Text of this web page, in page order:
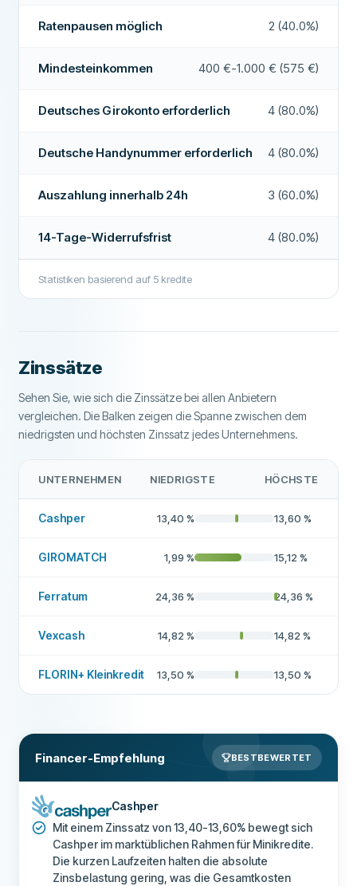
Weitere Informationen zum Anbieter
Akzeptiert eingeschränkte Bonität Ja
Auszahlung innerhalb 24h Ja
Hohe Genehmigungsquote
Ratenpausen möglich 2 (40.0%)
Mindesteinkommen 400 €-1.000 € (575 €)
Deutsches Girokonto erforderlich 4 (80.0%)
Deutsche Handynummer erforderlich 4 (80.0%)
Auszahlung innerhalb 24h 3 (60.0%)
14-Tage-Widerrufsfrist 4 (80.0%)
Statistiken basierend auf 5 kredite
UNTERNEHMEN NIEDRIGSTE HÖCHSTE
Cashper 13,40 % 13,60 %
GIROMATCH 1,99 % 15,12 %
Ferratum 24,36 % 24,36 %
Vexcash 14,82 % 14,82 %
FLORIN+ Kleinkredit 13,50 % 13,50 %
Zinssätze
Sehen Sie, wie sich die Zinssätze bei allen Anbietern
vergleichen. Die Balken zeigen die Spanne zwischen dem
niedrigsten und höchsten Zinssatz jedes Unternehmens.
Financer-Empfehlung BESTBEWERTET
Cashper
Mit einem Zinssatz von 13,40-13,60% bewegt sich
Cashper im marktüblichen Rahmen für Minikredite.
Die kurzen Laufzeiten halten die absolute
Zinsbelastung gering, was die Gesamtkosten